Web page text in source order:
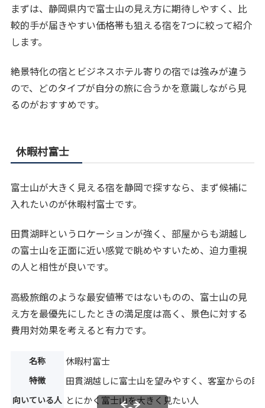
まずは、静岡県内で富士山の見え方に期待しやすく、比
較的手が届きやすい価格帯も狙える宿を7つに絞って紹介
します。
絶景特化の宿とビジネスホテル寄りの宿では強みが違う
ので、どのタイプが自分の旅に合うかを意識しながら見
るのがおすすめです。
休暇村富士
富士山が大きく見える宿を静岡で探すなら、まず候補に
入れたいのが休暇村富士です。
田貫湖畔というロケーションが強く、部屋からも湖越し
の富士山を正面に近い感覚で眺めやすいため、迫力重視
の人と相性が良いです。
高級旅館のような最安値帯ではないものの、富士山の見
え方を最優先にしたときの満足度は高く、景色に対する
費用対効果を考えると有力です。
名称 休暇村富士
特徴 田貫湖越しに富士山を望みやすく、客室からの眺
向いている人 とにかく富士山を大きく見たい人